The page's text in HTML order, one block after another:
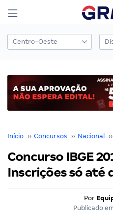
Início ›› Concursos ›› Nacional ››
Concurso IBGE
Inscrições só até
Por
Publicado